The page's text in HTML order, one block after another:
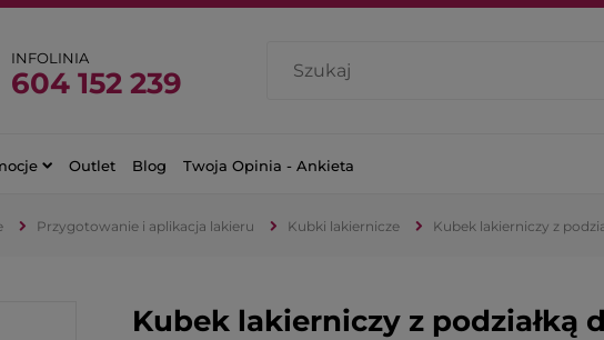
INFOLINIA
604 152 239
Outlet Blog Twoja Opinia - Ankieta
Przygotowanie i aplikacja lakieru Kubki lakiernicze Kubek lakierniczy z
Kubek lakierniczy z podziałką